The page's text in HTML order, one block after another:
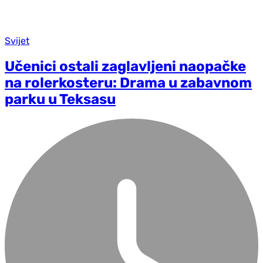
Svijet
Učenici ostali zaglavljeni naopačke
na rolerkosteru: Drama u zabavnom
parku u Teksasu